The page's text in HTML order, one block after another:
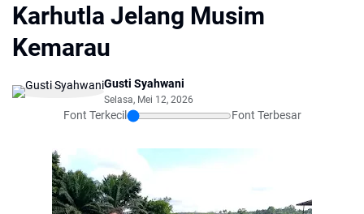
Karhutla Jelang Musim
Kemarau
Gusti Syahwani
Selasa, Mei 12, 2026
Font Terkecil Font Terbesar